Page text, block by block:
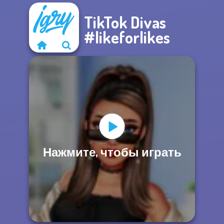
TikTok Divas
#likeforlikes
Нажмите, чтобы играть